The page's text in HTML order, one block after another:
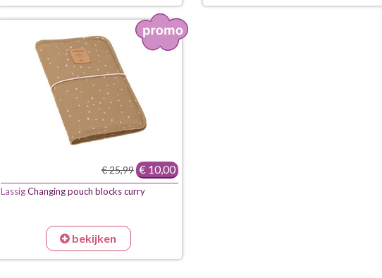
€ 25,99 € 10,00
LassigChanging pouch blocks curry
bekijken